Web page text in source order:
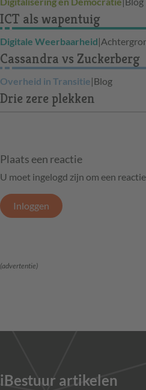
ICT als wapentuig
Digitale Weerbaarheid|
Cassandra vs Zuckerberg
Overheid in Transitie|Blog
Drie zere plekken
Plaats een reactie
U moet ingelogd zijn om een
Inloggen
(advertentie)
iBestuur artikelen